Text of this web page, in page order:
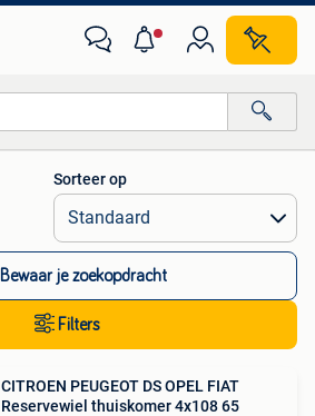
Alle afstanden…
Sorteer op
Bewaar je zoekopdracht
Filters
CITROEN PEUGEOT DS OPEL FIAT
Reservewiel thuiskomer 4x108 65